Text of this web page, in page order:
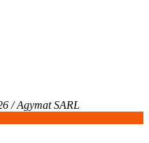
/ Agymat SARL